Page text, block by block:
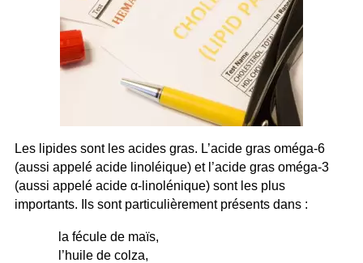
Les lipides sont les acides gras. L’acide gras oméga-6
(aussi appelé acide linoléique) et l’acide gras oméga-3
(aussi appelé acide α-linolénique) sont les plus
importants. Ils sont particulièrement présents dans :
la fécule de maïs,
l’huile de colza,